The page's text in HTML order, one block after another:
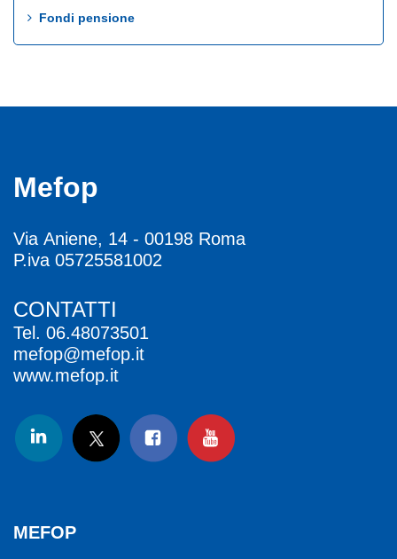
Fondi pensione
Mefop
Via Aniene, 14 - 00198 Roma
P.iva 05725581002
CONTATTI
Tel. 06.48073501
mefop@mefop.it
www.mefop.it
MEFOP